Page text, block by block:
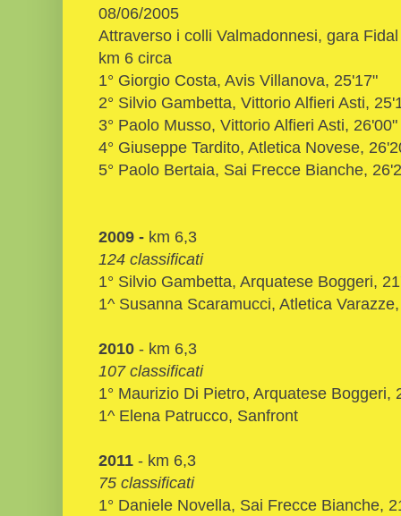
08/06/2005
Attraverso i colli Valmadonnesi, gara
km 6 circa
1° Giorgio Costa, Avis Villanova, 25'17"
2° Silvio Gambetta, Vittorio Alfieri Asti,
3° Paolo Musso, Vittorio Alfieri Asti, 26'00"
4° Giuseppe Tardito, Atletica Novese,
5° Paolo Bertaia, Sai Frecce Bianche,
2009 - km 6,3
124 classificati
1° Silvio Gambetta, Arquatese Boggeri,
1^ Susanna Scaramucci, Atletica
2010 - km 6,3
107 classificati
1° Maurizio Di Pietro, Arquatese Boggeri,
1^ Elena Patrucco, Sanfront
2011 - km 6,3
75 classificati
1° Daniele Novella, Sai Frecce Bianche,